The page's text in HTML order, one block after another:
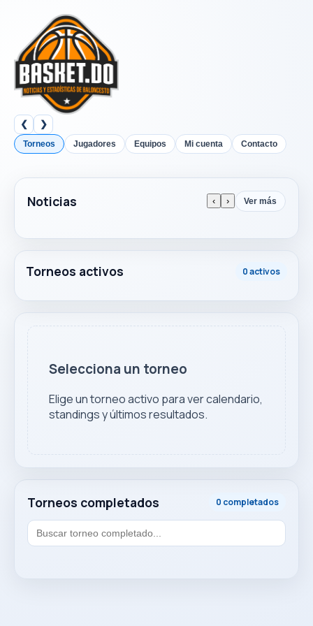
❮ ❯
Torneos Jugadores Equipos Mi cuenta Contacto
Noticias ‹ › Ver más
Torneos activos 0 activos
Torneos completados 0 completados
Selecciona un torneo
Elige un torneo activo para ver calendario,
standings y últimos resultados.